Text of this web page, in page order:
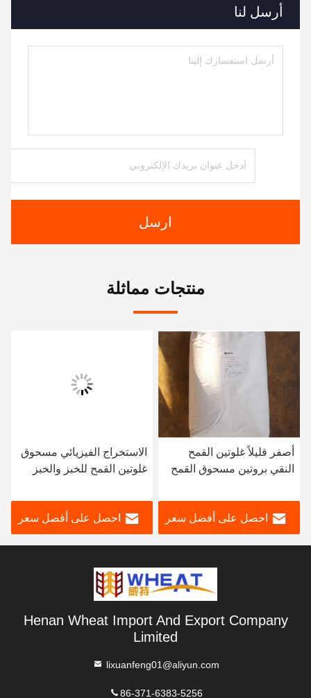
أرسل لنا
ارسل
منتجات مماثلة
أصفر قليلاً غلوتين القمح
النقي بروتين مسحوق القمح
احصل على أفضل سعر
الاستخراج الفيزيائي مسحوق
غلوتين القمح للخبز والخبز
احصل على أفضل سعر
Henan Wheat Import And Export Company
Limited
lixuanfeng01@aliyun.com
86-371-6383-5256